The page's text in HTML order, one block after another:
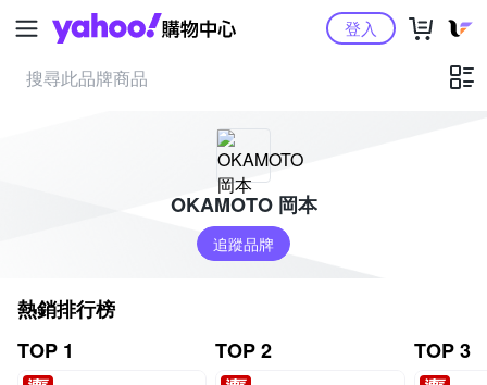
Yahoo購物中心登入
OKAMOTO 岡本
追蹤品牌
熱銷排行榜
TOP 1
TOP 2 TOP 3